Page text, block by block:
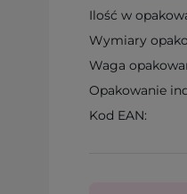
Ilość w
Wymiary
Waga
Opakowanie
Kod EAN: